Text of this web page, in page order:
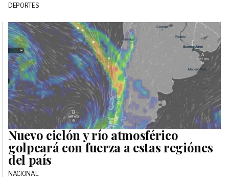
DEPORTES
Nuevo ciclón y río atmosférico
golpeará con fuerza a estas regiónes
del país
NACIONAL